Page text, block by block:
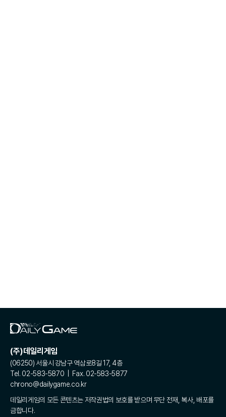
(주)데일리게임
(06250) 서울시 강남구 역삼로8길 17, 4층
Tel. 02-583-5870 | Fax. 02-583-5877
chrono@dailygame.co.kr
데일리게임의 모든 콘텐츠는 저작권법의 보호를 받으며 무단 전재, 복사, 배포를
금합니다.